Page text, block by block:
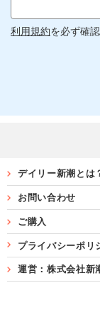
利用規約を必ず確
デイリー新潮とは
お問い合わせ
ご購入
プライバシーポリ
運営：株式会社新